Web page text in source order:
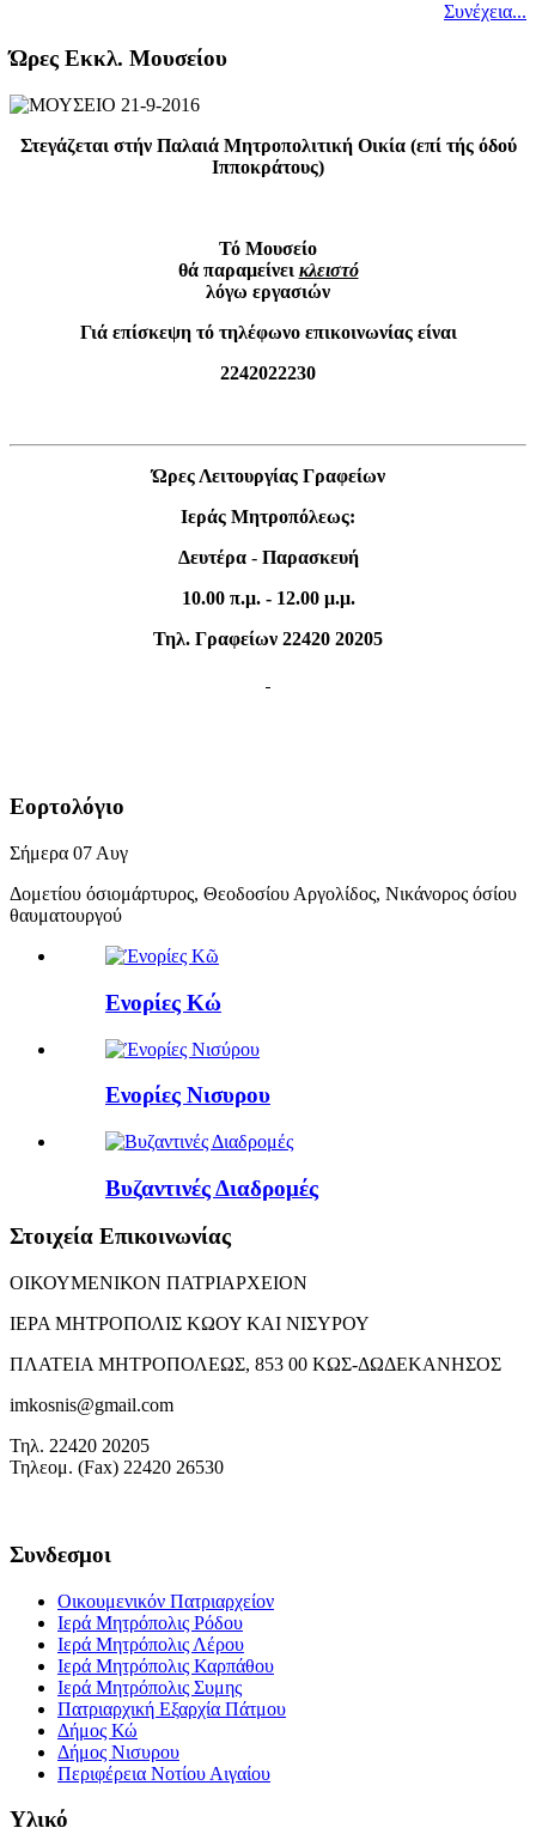
Συνέχεια...
Ώρες Εκκλ. Μουσείου
Στεγάζεται στήν Παλαιά Μητροπολιτική Οικία (επί τής όδού
Ιπποκράτους)
Τό Μουσείο
θά παραμείνει κλειστό
λόγω εργασιών
Γιά επίσκεψη τό τηλέφωνο επικοινωνίας είναι
2242022230
Ώρες Λειτουργίας Γραφείων
Ιεράς Μητροπόλεως:
Δευτέρα- Παρασκευή
10.00 π.μ. - 12.00 μ.μ.
Τηλ. Γραφείων 22420 20205
Εορτολόγιο
Σήμερα 07 Αυγ
Δομετίου όσιομάρτυρος, Θεοδοσίου Αργολίδος, Νικάνορος όσίου
θαυματουργού
Ενορίες Κώ
Ενορίες Νισυρου
Βυζαντινές Διαδρομές
Στοιχεία Επικοινωνίας
ΟΙΚΟΥΜΕΝΙΚΟΝ ΠΑΤΡΙΑΡΧΕΙΟΝ
ΙΕΡΑ ΜΗΤΡΟΠΟΛΙΣ ΚΩΟΥ ΚΑΙ ΝΙΣΥΡΟΥ
ΠΛΑΤΕΙΑ ΜΗΤΡΟΠΟΛΕΩΣ, 853 00 ΚΩΣ-ΔΩΔΕΚΑΝΗΣΟΣ
imkosnis@gmail.com
Τηλ. 22420 20205
Τηλεομ. (Fax) 22420 26530
Συνδεσμοι
Οικουμενικόν Πατριαρχείον
Ιερά Μητρόπολις Ρόδου
Ιερά Μητρόπολις Λέρου
Ιερά Μητρόπολις Καρπάθου
Ιερά Μητρόπολις Συμης
Πατριαρχική Εξαρχία Πάτμου
Δήμος Κώ
Δήμος Νισυρου
Περιφέρεια Νοτίου Αιγαίου
Υλικό